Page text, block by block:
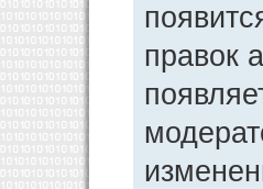
правок